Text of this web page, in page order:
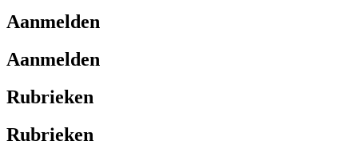
Aanmelden
Aanmelden
Rubrieken
Rubrieken